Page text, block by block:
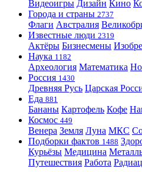
Видеоигры Дизайн Кино
Города и страны 2737
Флаги Австралия
Известные люди 2319
Актёры Бизнесмены
Наука 1182
Археология Математика
Россия 1430
Древняя Русь Царская
Еда 881
Бананы Картофель Кофе
Космос 449
Венера Земля Луна МКС
Подборки фактов 1488
Курьёзы Медицина
Путешествия Работа